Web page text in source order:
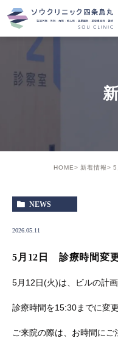
HOME 新着情報 5
NEWS
2026.05.11
5月12日 診療時間変
5月12日(火)は、ビルの計画
診療時間を15:30までに変
ご来院の際は、お時間に